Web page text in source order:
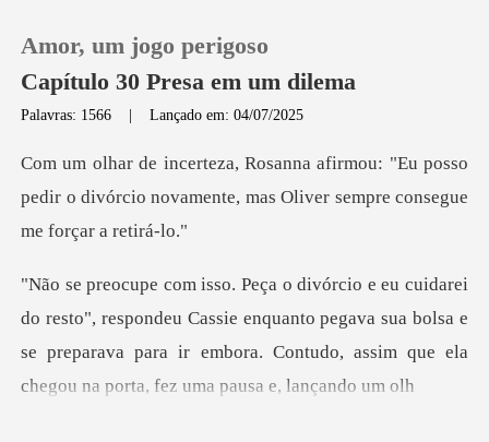
0
Histórico
Sair
Amor, um jogo perigoso
Capítulo 30 Presa em um dilema
Palavras: 1566 |Lançado em: 04/07/2025
"Eu posso
pedir o divórcio novamente, mas Ol
pondeu Cassie enquanto pegava sua bolsa e
se preparava para ir embora.